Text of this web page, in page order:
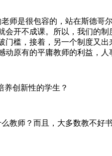
师是很包容的，站在斯德
开不成课。所以，我们的
槛，接着，另一个制度又
原有的平庸教师的利益，人
养创新性的学生？
教师？而且，大多数教不